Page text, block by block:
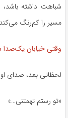
شباهت داشته باشد،
مسیر را کم‌رنگ
وقتی خیابان یک‌صدا
لحظاتی بعد، صدای
«تو رستم تهمتنی…»